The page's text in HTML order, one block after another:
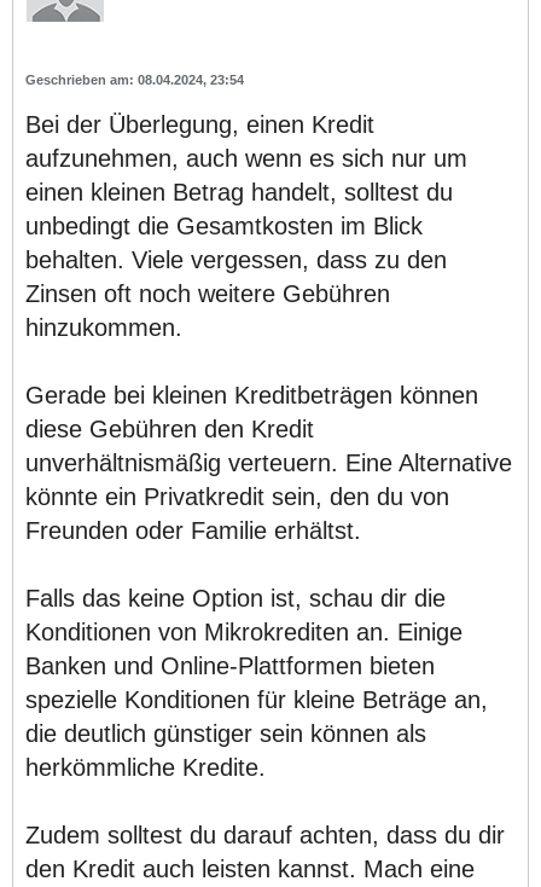
08.04.2024, 23:54
Bei der Überlegung, einen Kredit
aufzunehmen, auch wenn es sich nur um
einen kleinen Betrag handelt, solltest du
unbedingt die Gesamtkosten im Blick
behalten. Viele vergessen, dass zu den
Zinsen oft noch weitere Gebühren
hinzukommen.
Gerade bei kleinen Kreditbeträgen können
diese Gebühren den Kredit
unverhältnismäßig verteuern. Eine Alternative
könnte ein Privatkredit sein, den du von
Freunden oder Familie erhältst.
Falls das keine Option ist, schau dir die
Konditionen von Mikrokrediten an. Einige
Banken und Online-Plattformen bieten
spezielle Konditionen für kleine Beträge an,
die deutlich günstiger sein können als
herkömmliche Kredite.
Zudem solltest du darauf achten, dass du dir
den Kredit auch leisten kannst. Mach eine